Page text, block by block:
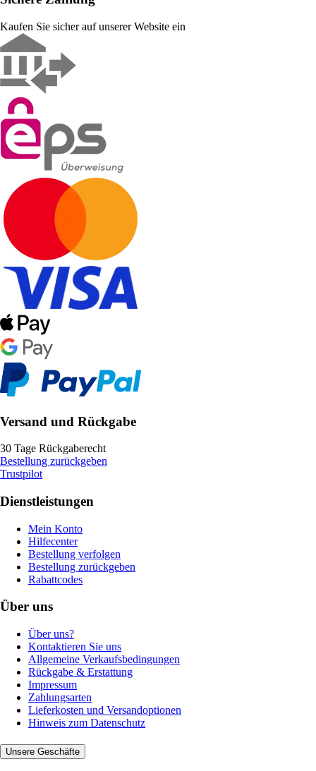
Kaufen Sie sicher auf unserer Website ein
Versand und Rückgabe
30 Tage Rückgaberecht
Bestellung zurückgeben
Trustpilot
Dienstleistungen
Mein Konto
Hilfecenter
Bestellung verfolgen
Bestellung zurückgeben
Rabattcodes
Über uns
Über uns?
Kontaktieren Sie uns
Allgemeine Verkaufsbedingungen
Rückgabe & Erstattung
Impressum
Zahlungsarten
Lieferkosten und Versandoptionen
Hinweis zum Datenschutz
Unsere Geschäfte